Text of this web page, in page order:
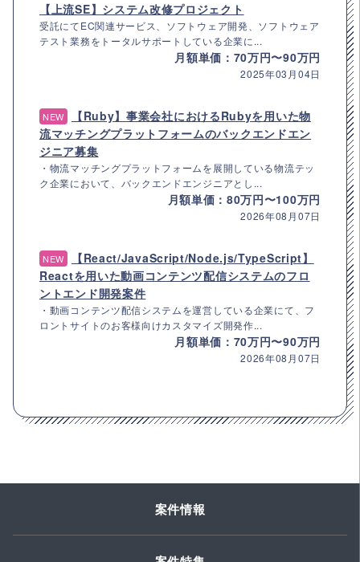
【上流SE】システム改修プロジェクト
受託にてEC関連サービス、ソフトウェア開発、ソフトウェア
テスト業務をトータルサポートしている企業に...
月額単価：70万円〜90万円
2025年03月04日
NEW
【Ruby】事業会社におけるRubyを用いた物
流マッチングプラットフォームのバックエンドエン
ジニア募集
・物流マッチングプラットフォームを展開している物流テッ
ク企業において、バックエンドエンジニアとし...
月額単価：80万円〜100万円
2026年08月07日
NEW
【React/JavaScript/Node.js/TypeScript】
Reactを用いた動画コンテンツ配信システムのフロ
ントエンド開発案件
・動画コンテンツ配信システムを運営している企業にて、フ
ロントサイトのお客様向けカスタマイズ開発作...
月額単価：70万円〜90万円
2026年08月07日
案件情報